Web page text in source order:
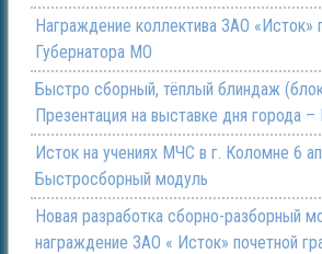
Награждение коллектива ЗАО «Исток»
Губернатора МО
Быстро сборный, тёплый блиндаж
Презентация на выставке дня города
Исток на учениях МЧС в г. Коломне 6
Быстросборный модуль
Новая разработка сборно-разборный
награждение ЗАО « Исток» почетной